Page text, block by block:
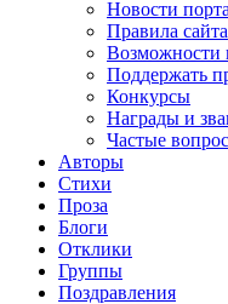
Новости
Правила сайта
Возможности
Поддержать
Конкурсы
Награды и
Частые
Авторы
Стихи
Проза
Блоги
Отклики
Группы
Поздравления